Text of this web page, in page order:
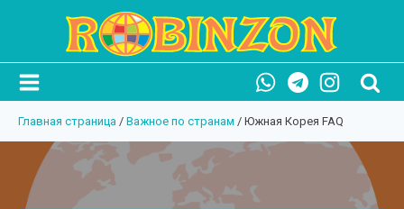
Главная страница / Важное по странам / Южная Корея FAQ